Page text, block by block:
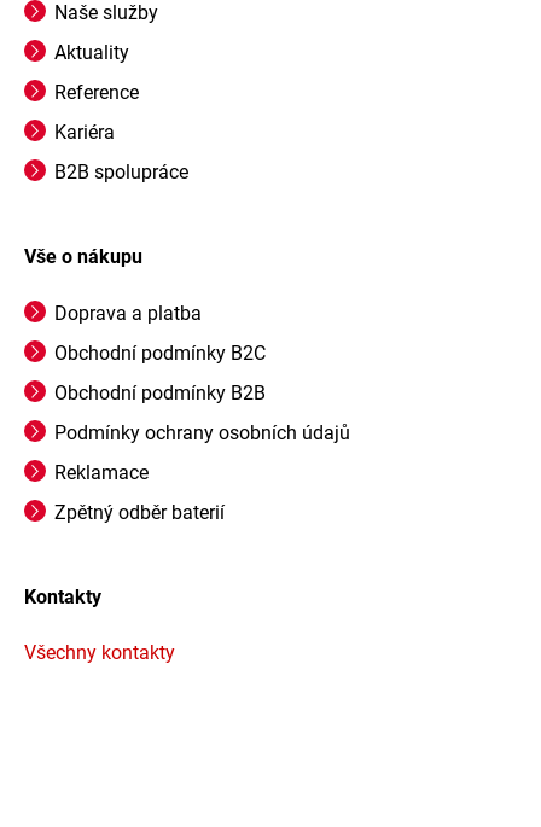
Naše služby
Aktuality
Reference
Kariéra
B2B spolupráce
Vše o nákupu
Doprava a platba
Obchodní podmínky B2C
Obchodní podmínky B2B
Podmínky ochrany osobních údajů
Reklamace
Zpětný odběr baterií
Kontakty
Všechny kontakty